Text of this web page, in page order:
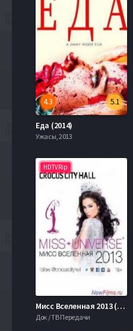
5.1
4.3
Еда (2014)
Ужасы, 2013
HDTVRip
Мисс Вселенная 2013 (2013)
Док / ТВ Передачи